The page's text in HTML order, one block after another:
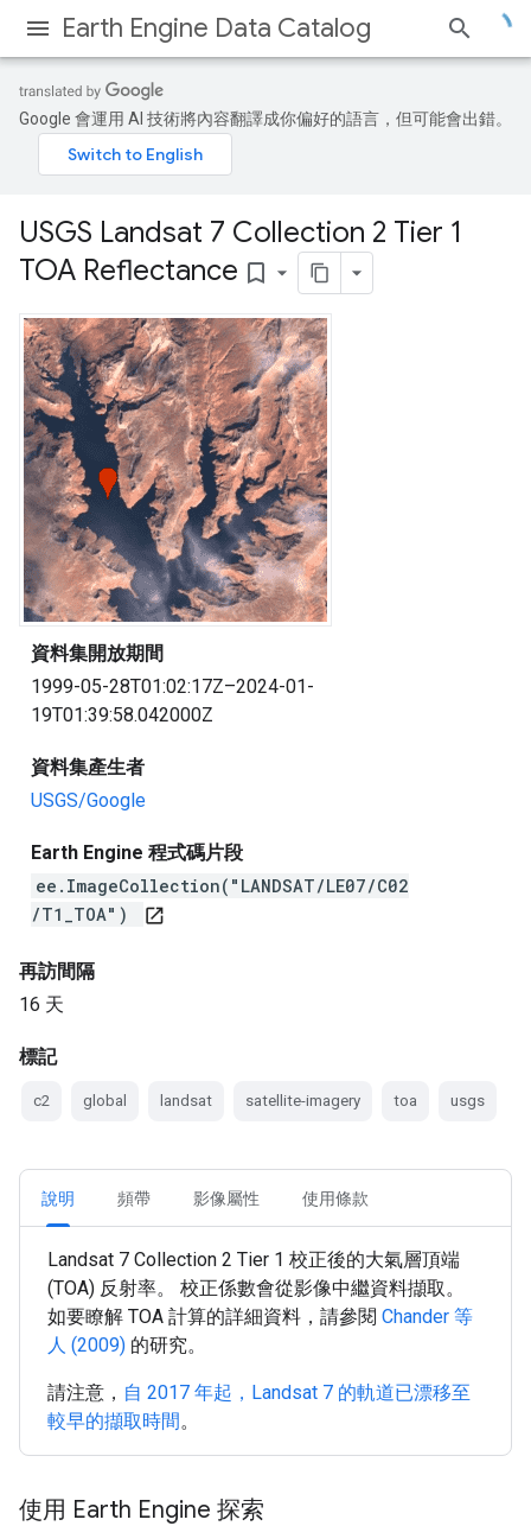
Earth Engine Data Catalog
Google 會運用 AI 技術將內容翻譯成你偏好的語言，但可能會出錯。
USGS Landsat 7 Collection 2 Tier 1
TOA Reflectance bookmark_border
資料集開放期間
1999-05-28T01:02:17Z–2024-01-
19T01:39:58.042000Z
資料集產生者
USGS/Google
Earth Engine 程式碼片段
ee.ImageCollection("LANDSAT/LE07/C02
/T1_TOA")
open_in_new
再訪間隔
16 天
標記
c2 global landsat satellite-imagery toa usgs
說明 頻帶 影像屬性 使用條款
Landsat 7 Collection 2 Tier 1 校正後的大氣層頂端
(TOA) 反射率。 校正係數會從影像中繼資料擷取。
如要瞭解 TOA 計算的詳細資料，請參閱 Chander 等
人 (2009) 的研究。
請注意， 自 2017 年起，Landsat 7 的軌道已漂移至
較早的擷取時間。
使用 Earth Engine 探索